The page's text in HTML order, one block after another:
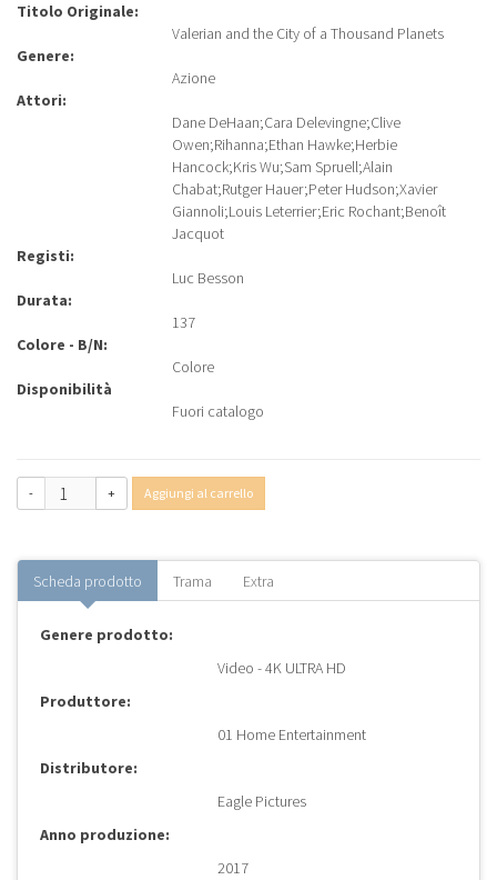
Titolo Originale:
Valerian and the City of a Thousand Planets
Genere:
Azione
Attori:
Dane DeHaan;Cara Delevingne;Clive
Owen;Rihanna;Ethan Hawke;Herbie
Hancock;Kris Wu;Sam Spruell;Alain
Chabat;Rutger Hauer;Peter Hudson;Xavier
Giannoli;Louis Leterrier;Eric Rochant;Benoît
Jacquot
Registi:
Luc Besson
Durata:
137
Colore - B/N:
Colore
Disponibilità
Fuori catalogo
- + Aggiungi al carrello
Scheda prodotto Trama Extra
Genere prodotto:
Video - 4K ULTRA HD
Produttore:
01 Home Entertainment
Distributore:
Eagle Pictures
Anno produzione:
2017